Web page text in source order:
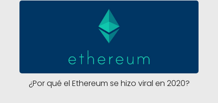
¿Por qué el Ethereum se hizo viral en 2020?